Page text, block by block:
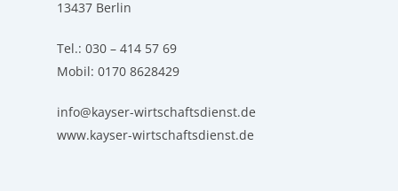
13437 Berlin
Tel.: 030 – 414 57 69
Mobil: 0170 8628429
info@kayser-wirtschaftsdienst.de
www.kayser-wirtschaftsdienst.de